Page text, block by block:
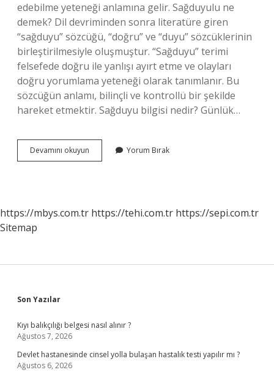
edebilme yeteneği anlamına gelir. Sağduyulu ne
demek? Dil devriminden sonra literatüre giren
“sağduyu” sözcüğü, “doğru” ve “duyu” sözcüklerinin
birleştirilmesiyle oluşmuştur. “Sağduyu” terimi
felsefede doğru ile yanlışı ayırt etme ve olayları
doğru yorumlama yeteneği olarak tanımlanır. Bu
sözcüğün anlamı, bilinçli ve kontrollü bir şekilde
hareket etmektir. Sağduyu bilgisi nedir? Günlük…
Devamını okuyun
Duyu
Yorum Bırak
https://mbys.com.tr https://tehi.com.tr https://sepi.com.tr
Sitemap
Sidebar
Son Yazılar
Kıyı balıkçılığı belgesi nasıl alınır ?
Ağustos 7, 2026
Devlet hastanesinde cinsel yolla bulaşan hastalık testi yapılır mı ?
Ağustos 6, 2026